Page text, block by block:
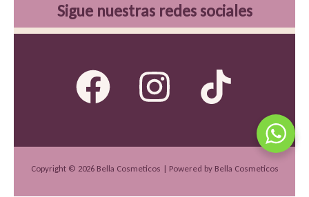
Sigue nuestras redes sociales
Copyright © 2026 Bella Cosmeticos | Powered by Bella Cosmeticos